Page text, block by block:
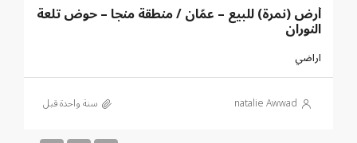
أرض (نمرة) للبيع – عمّان / منطقة منجا – حوض تلعة
النوران
اراضي
natalie Awwad ‏سنة واحدة قبل